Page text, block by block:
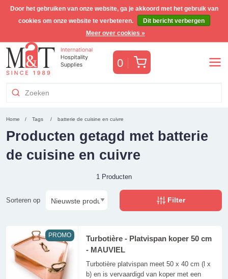
Gratis Benelux verzending voor orders >€255(incl. BTW)
0 Winkelwagen
Home Tags batterie de cuisine en cuivre
Producten getagd met batterie
de cuisine en cuivre
1 Producten
Sorteren op Filter
PROMO
Turbotière - Platvispan koper 50 cm
- MAUVIEL
Turbotière platvispan meet 50 x 40 cm (l x
b) en is vervaardigd van koper met een
Door het gebruiken van onze website, ga je akkoord met het gebruik van
cookies om onze website te verbeteren.
Dit bericht verbergen
Meer over cookies »